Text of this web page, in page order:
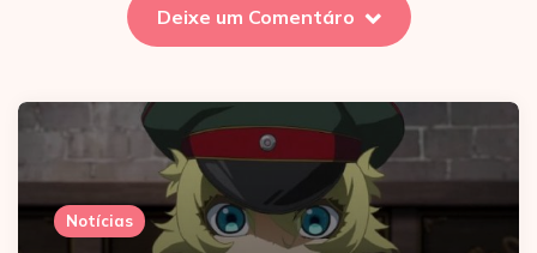
Deixe um Comentáro
Notícias